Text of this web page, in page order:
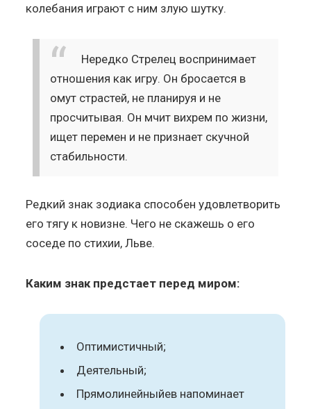
колебания играют с ним злую шутку.
Нередко Стрелец воспринимает
отношения как игру. Он бросается в
омут страстей, не планируя и не
просчитывая. Он мчит вихрем по жизни,
ищет перемен и не признает скучной
стабильности.
Редкий знак зодиака способен удовлетворить
его тягу к новизне. Чего не скажешь о его
соседе по стихии, Льве.
Каким знак предстает перед миром:
Оптимистичный;
Деятельный;
Прямолинейныйев напоминает